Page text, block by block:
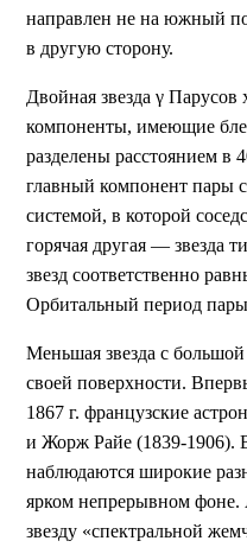
направлен не на южный
в другую сторону.
Двойная звезда γ
компоненты, имеющие
разделены расстоянием в
главный компонент пары
системой, в которой
горячая другая — звезда
звезд соответственно
Орбитальный период пары
Меньшая звезда с большой
своей поверхности.
1867 г. французские
и Жорж Райе (1839-1906).
наблюдаются широкие
ярком непрерывном
звезду «спектральной